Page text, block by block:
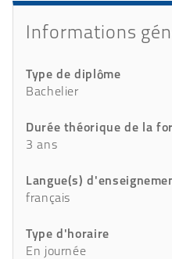
Détails
Informations
Type de diplôme
Bachelier
Durée théorique de la
3 ans
Langue(s)
français
Type d'horaire
En journée